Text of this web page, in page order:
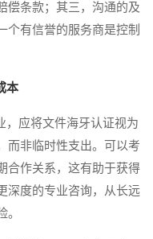
偿条款；其三，沟通的及
个有信誉的服务商是控制
本
应将文件海牙认证视为
而非临时性支出。可以考
合作关系，这有助于获得
深度的专业咨询，从长远